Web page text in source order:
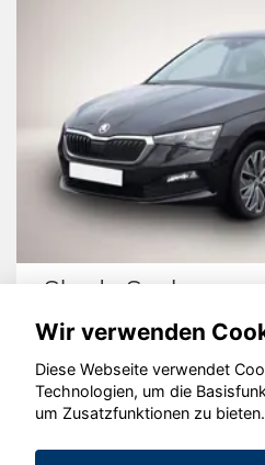
Skoda Scala
© konjunkturmotor.de
Wir verwenden
Diese Webseite verwendet
Technologien, um die
um Zusatzfunktionen zu bieten.